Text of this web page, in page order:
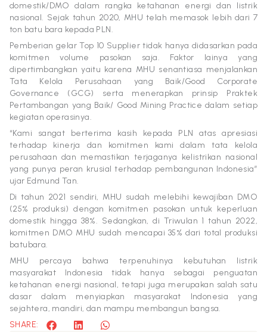
domestik/DMO dalam rangka ketahanan energi dan listrik
nasional. Sejak tahun 2020, MHU telah memasok lebih dari 7
ton batu bara kepada PLN.
Pemberian gelar Top 10 Supplier tidak hanya didasarkan pada
komitmen volume pasokan saja. Faktor lainya yang
dipertimbangkan yaitu karena MHU senantiasa menjalankan
Tata Kelola Perusahaan yang Baik/Good Corporate
Governance (GCG) serta menerapkan prinsip Praktek
Pertambangan yang Baik/ Good Mining Practice dalam setiap
kegiatan operasinya.
“Kami sangat berterima kasih kepada PLN atas apresiasi
terhadap kinerja dan komitmen kami dalam tata kelola
perusahaan dan memastikan terjaganya kelistrikan nasional
yang punya peran krusial terhadap pembangunan Indonesia”
ujar Edmund Tan.
Di tahun 2021 sendiri, MHU sudah melebihi kewajiban DMO
(25% produksi) dengan komitmen pasokan untuk keperluan
domestik hingga 38%. Sedangkan, di Triwulan 1 tahun 2022,
komitmen DMO MHU sudah mencapai 35% dari total produksi
batubara.
MHU percaya bahwa terpenuhinya kebutuhan listrik
masyarakat Indonesia tidak hanya sebagai penguatan
ketahanan energi nasional, tetapi juga merupakan salah satu
dasar dalam menyiapkan masyarakat Indonesia yang
sejahtera, mandiri, dan mampu membangun bangsa.
SHARE: